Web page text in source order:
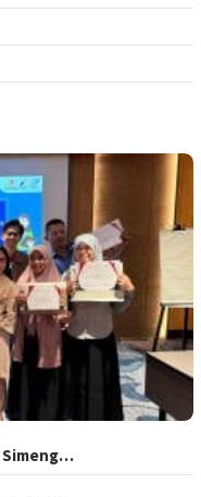
Simeng…